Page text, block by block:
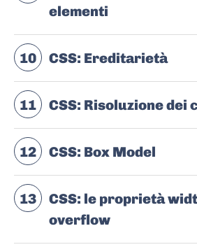
elementi
10 CSS: Ereditarietà
11 CSS: Risoluzione
12 CSS: Box Model
13
CSS: le proprietà
overflow